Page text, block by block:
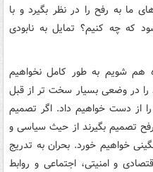
ما به رفح را در نظر بگیرد و با
که چه کنیم؟ تمایل به نابودی
هم شویم به طور کامل نخواهیم
در وضعی بسیار سخت تر از قبل
از دست خواهیم داد. اگر تصمیم
تصمیم بگیرند از حیث سیاسی و
خواهیم خورد. بحران به تدریج
و امنیتی، اجتماعی و روابط